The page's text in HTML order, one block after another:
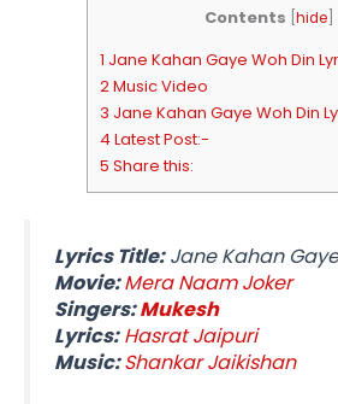
Contents hide
1 Jane Kahan Gaye Woh Din
2 Music Video
3 Jane Kahan Gaye Woh Din
4 Latest Post:-
5 Share this:
Lyrics Title:Jane Kahan
Movie:Mera Naam Joker
Singers:Mukesh
Lyrics: Hasrat Jaipuri
Music:Shankar Jaikishan